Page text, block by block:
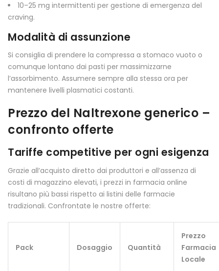
10–25 mg intermittenti per gestione di emergenza del
craving.
Modalità di assunzione
Si consiglia di prendere la compressa a stomaco vuoto o
comunque lontano dai pasti per massimizzarne
l’assorbimento. Assumere sempre alla stessa ora per
mantenere livelli plasmatici costanti.
Prezzo del Naltrexone generico –
confronto offerte
Tariffe competitive per ogni esigenza
Grazie all’acquisto diretto dai produttori e all’assenza di
costi di magazzino elevati, i prezzi in farmacia online
risultano più bassi rispetto ai listini delle farmacie
tradizionali. Confrontate le nostre offerte:
Pack Dosaggio Quantità
Prezzo
Farmacia
Locale